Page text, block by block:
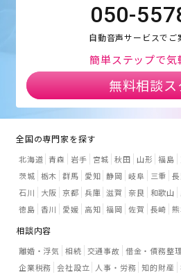
050-
自動音声サービスでご
簡単ステップで気
無料相談
全国の専門家を探す
北海道 青森 岩手 宮城 秋田 山形 福島
茨城 栃木 群馬 愛知 静岡 岐阜 三重
石川
大阪 京都 兵庫 滋賀 奈良 和歌山
徳島 香川 愛媛 高知 福岡 佐賀 長崎
相談内容
離婚・浮気 相続 交通事故 借金・債務整
企業税務 会社設立 人事・労務 知的財産